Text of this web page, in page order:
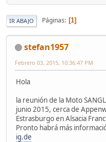
IR ABAJO Páginas 1
stefan1957
Febrero 03, 2015, 10:36:47 PM
Hola
la reunión de la Moto
junio 2015, cerca de
Estrasburgo en Alsacia
Pronto habrá más
ig.de